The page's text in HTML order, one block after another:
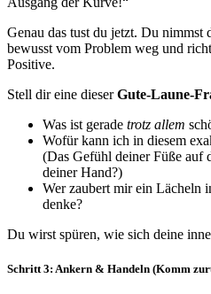
Genau das tust du jetzt. Du nimmst
bewusst vom Problem weg und
Positive.
Stell dir eine dieserGute-Laune-
Was ist gerade trotz allem
Wofür kann ich in diesem
(Das Gefühl deiner Füße auf
deiner Hand?)
Wer zaubert mir ein Lächeln
denke?
Du wirst spüren, wie sich deine
Schritt 3: Ankern & Handeln (Komm